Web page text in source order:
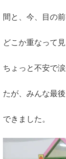
間と、今、目の
どこか重なって見
ちょっと不安で
たが、みんな最
できました。